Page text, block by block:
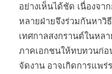
อย่างเห็นได้ชัด เนื่องจา
หลายฝ่ายจึงร่วมกันหาวิ
เทศกาลสงกรานต์ในห
ภาคเอกชนให้ทบทวนก่อ
จัดงาน อาจเกิดการแพร่